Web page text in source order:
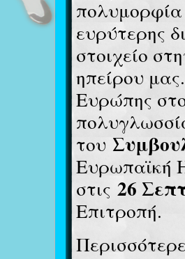
πολυμορφία
ευρύτερης
στοιχείο
ηπείρου
Ευρώπης
του
Ευρωπαϊκή
στις 26
Επιτροπή.